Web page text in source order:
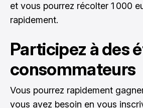
et vous pourrez récolter 1 000
rapidement.
Participez à des
consommateurs
Vous pourrez rapidement
vous avez besoin en vous